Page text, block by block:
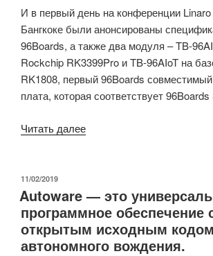
И в первый день на конференции
Бангкоке были анонсированы
96Boards, а также два модуля – TB-
Rockchip RK3399Pro и TB-96AIoT на
RK1808, первый 96Boards
плата, которая соответствует
Читать далее«TB-
96AIoT
–
это
первые
ОПУБЛИКОВАНО
11/02/2019
Autoware — это
программное обеспечение
открытым исходным
автономного вождения.